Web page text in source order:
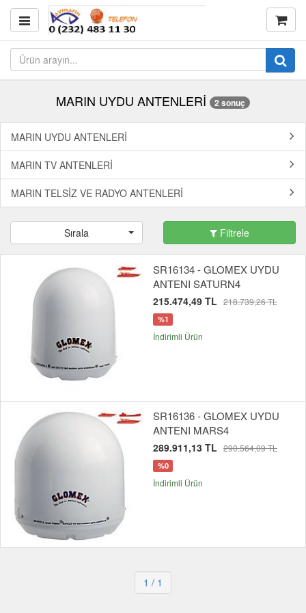
MARIN UYDU ANTENLERİ 2 sonuç
MARIN UYDU ANTENLERİ
MARIN TV ANTENLERİ
MARIN TELSİZ VE RADYO ANTENLERİ
Sırala Filtrele
SR16134 - GLOMEX UYDU
ANTENI SATURN4
215.474,49 TL 218.739,26 TL
%1
İndirimli Ürün
SR16136 - GLOMEX UYDU
ANTENI MARS4
289.911,13 TL 290.564,09 TL
%0
İndirimli Ürün
1 / 1